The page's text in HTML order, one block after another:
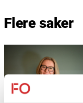
Flere saker